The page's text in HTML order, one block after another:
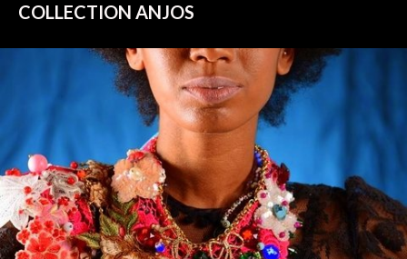
COLLECTION ANJOS